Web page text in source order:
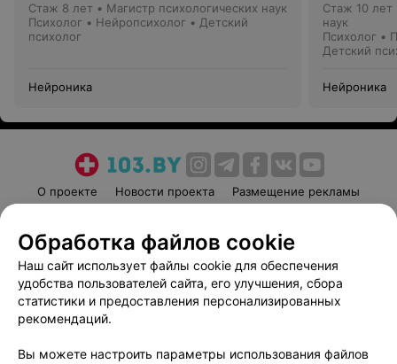
Стаж 8 лет • Магистр психологических наук
Психолог • Нейропсихолог • Детский
психолог
Нейроника
Стаж 10 лет
наук
Психолог •
Детский
Нейроника
О проекте Новости проекта
Размещение рекламы
Пользовательское соглашение
Способы оплаты
Вакансии
Партнеры
Написать руководителю 103.by
Обработка файлов cookie
Наш сайт использует файлы cookie для обеспечения
удобства пользователей сайта, его улучшения, сбора
статистики и предоставления персонализированных
рекомендаций.
Вы можете настроить параметры использования файлов